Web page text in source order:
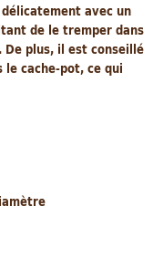
avec un
de le tremper dans
plus, il est conseillé
cache-pot, ce qui